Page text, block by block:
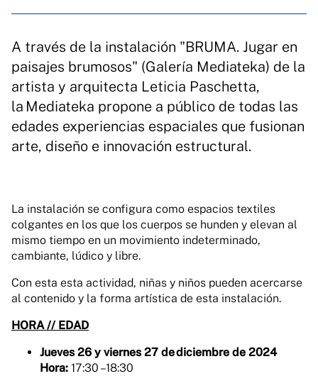
A través de la instalación "BRUMA. Jugar en
paisajes brumosos" (Galería Mediateka) de la
artista y arquitecta Leticia Paschetta,
la Mediateka propone a público de todas las
edades experiencias espaciales que fusionan
arte, diseño e innovación estructural.
La instalación se configura como espacios textiles
colgantes en los que los cuerpos se hunden y elevan al
mismo tiempo en un movimiento indeterminado,
cambiante, lúdico y libre.
Con esta esta actividad, niñas y niños pueden acercarse
al contenido y la forma artística de esta instalación.
HORA // EDAD
Jueves 26 y viernes 27 de diciembre de 2024
Hora: 17:30 –18:30